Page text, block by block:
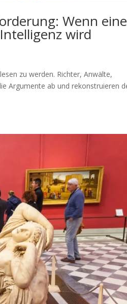
Wenn eine
wird
zu werden. Richter, Anwälte,
Argumente ab und rekonstruieren